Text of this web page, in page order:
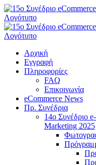
Μετάβαση
στο
περιεχόμενο
Αρχική
Εγγραφή
Πληροφορίες
FAQ
Επικοινωνία
eCommerce News
Πρ. Συνέδρια
14o Συνέδριο
Marketing 2025